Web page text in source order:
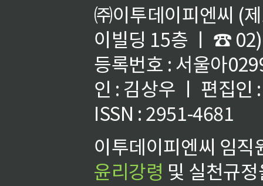
㈜이투데이피엔씨 (
이빌딩 15층 ㅣ ☎
등록번호 : 서울아
인 : 김상우 ㅣ 편집인
ISSN : 2951-4681
이투데이피엔씨 임
윤리강령 및 실천규